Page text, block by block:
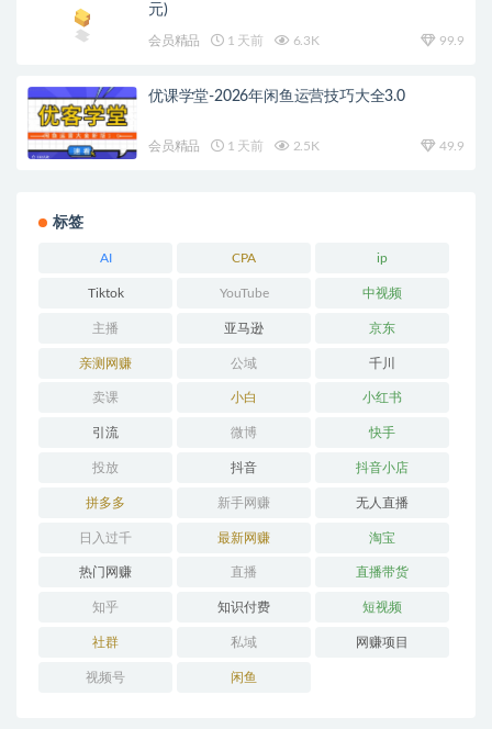
元)
会员精品 1 天前 6.3K 99.9
优课学堂-2026年闲鱼运营技巧大全3.0
会员精品 1 天前 2.5K 49.9
标签
AI CPA ip
Tiktok YouTube 中视频
主播 亚马逊 京东
亲测网赚 公域 千川
卖课 小白 小红书
引流 微博 快手
投放 抖音 抖音小店
拼多多 新手网赚 无人直播
日入过千 最新网赚 淘宝
热门网赚 直播 直播带货
知乎 知识付费 短视频
社群 私域 网赚项目
视频号 闲鱼